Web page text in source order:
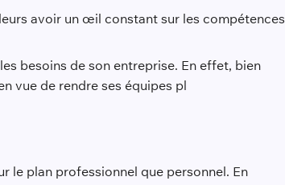
avoir un œil constant sur les compétences
besoins de son entreprise. En effet, bien
vue de rendre ses équipes pl
le plan professionnel que personnel. En